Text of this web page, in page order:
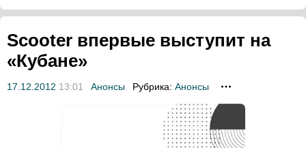
Scooter впервые выступит на
«Кубане»
17.12.2012 13:01 Анонсы Рубрика: Анонсы